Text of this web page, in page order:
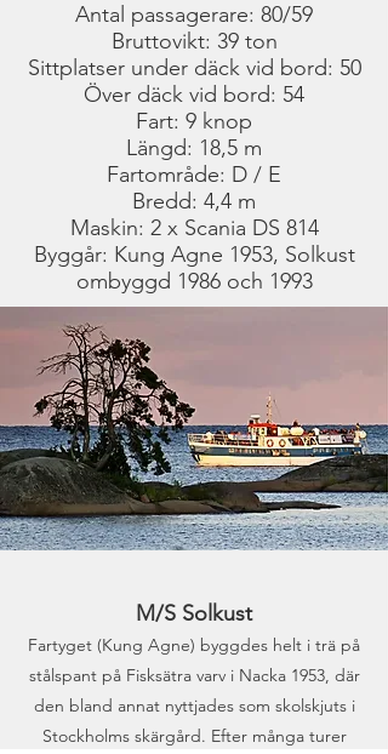
Antal passagerare: 80/59
Bruttovikt: 39 ton
Sittplatser under däck vid bord: 50
Över däck vid bord: 54
Fart: 9 knop
Längd: 18,5 m
Fartområde: D / E
Bredd: 4,4 m
Maskin: 2 x Scania DS 814
Byggår: Kung Agne 1953, Solkust
ombyggd 1986 och 1993
M/S Solkust
Fartyget (Kung Agne) byggdes helt i trä på
stålspant på Fisksätra varv i Nacka 1953, där
den bland annat nyttjades som skolskjuts i
Stockholms skärgård. Efter många turer